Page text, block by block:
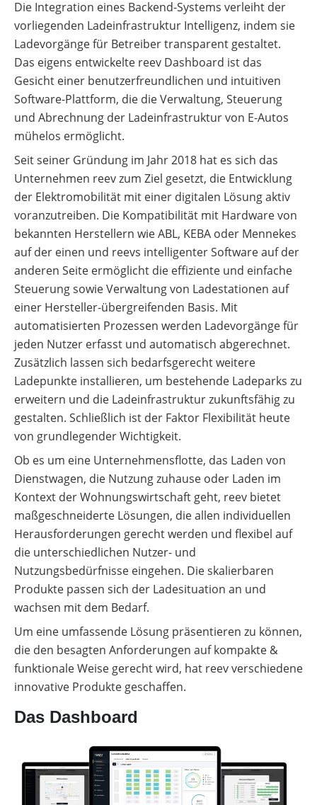
Die Integration eines Backend-Systems verleiht der
vorliegenden Ladeinfrastruktur Intelligenz, indem sie
Ladevorgänge für Betreiber transparent gestaltet.
Das eigens entwickelte reev Dashboard ist das
Gesicht einer benutzerfreundlichen und intuitiven
Software-Plattform, die die Verwaltung, Steuerung
und Abrechnung der Ladeinfrastruktur von E-Autos
mühelos ermöglicht.
Seit seiner Gründung im Jahr 2018 hat es sich das
Unternehmen reev zum Ziel gesetzt, die Entwicklung
der Elektromobilität mit einer digitalen Lösung aktiv
voranzutreiben. Die Kompatibilität mit Hardware von
bekannten Herstellern wie ABL, KEBA oder Mennekes
auf der einen und reevs intelligenter Software auf der
anderen Seite ermöglicht die effiziente und einfache
Steuerung sowie Verwaltung von Ladestationen auf
einer Hersteller-übergreifenden Basis. Mit
automatisierten Prozessen werden Ladevorgänge für
jeden Nutzer erfasst und automatisch abgerechnet.
Zusätzlich lassen sich bedarfsgerecht weitere
Ladepunkte installieren, um bestehende Ladeparks zu
erweitern und die Ladeinfrastruktur zukunftsfähig zu
gestalten. Schließlich ist der Faktor Flexibilität heute
von grundlegender Wichtigkeit.
Ob es um eine Unternehmensflotte, das Laden von
Dienstwagen, die Nutzung zuhause oder Laden im
Kontext der Wohnungswirtschaft geht, reev bietet
maßgeschneiderte Lösungen, die allen individuellen
Herausforderungen gerecht werden und flexibel auf
die unterschiedlichen Nutzer- und
Nutzungsbedürfnisse eingehen. Die skalierbaren
Produkte passen sich der Ladesituation an und
wachsen mit dem Bedarf.
Um eine umfassende Lösung präsentieren zu können,
die den besagten Anforderungen auf kompakte &
funktionale Weise gerecht wird, hat reev verschiedene
innovative Produkte geschaffen.
Das Dashboard